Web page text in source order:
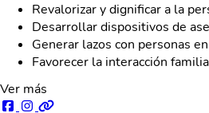
Revalorizar y dignificar a la
Desarrollar dispositivos de
Generar lazos con personas
Favorecer la interacción
Ver más